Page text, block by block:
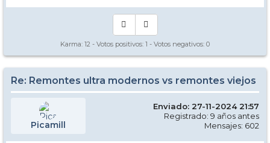
Karma: 12 - Votos positivos: 1 - Votos negativos: 0
Re: Remontes ultra modernos vs remontes viejos
Picamill
Enviado: 27-11-2024 21:57
Registrado: 9 años antes
Mensajes: 602